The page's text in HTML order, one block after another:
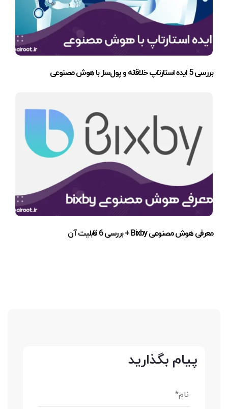
بررسی 5 ایده استارتاپ خلاقانه و پول‌ساز با هوش مصنوعی
معرفی هوش مصنوعی Bixby + بررسی 6 قابلیت آن
پیام بگذارید